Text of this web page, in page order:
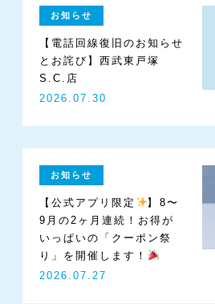
お知らせ
【電話回線復旧のお知らせ
とお詫び】西武東戸塚
S.C.店
2026.07.30
お知らせ
【公式アプリ限定
】8〜
9月の2ヶ月連続！お得が
いっぱいの「クーポン祭
り」を開催します！
2026.07.27